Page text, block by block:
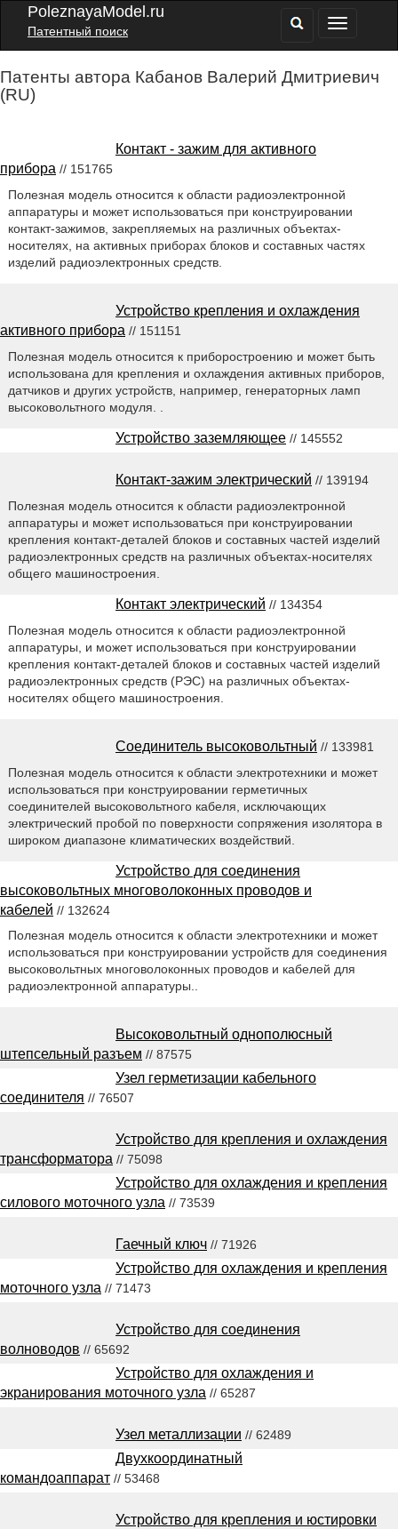
PoleznayaModel.ru
Патентный поиск
Патенты автора Кабанов Валерий Дмитриевич
(RU)
Контакт - зажим для активного
прибора // 151765
Полезная модель относится к области радиоэлектронной
аппаратуры и может использоваться при конструировании
контакт-зажимов, закрепляемых на различных объектах-
носителях, на активных приборах блоков и составных частях
изделий радиоэлектронных средств.
Устройство крепления и охлаждения
активного прибора // 151151
Полезная модель относится к приборостроению и может быть
использована для крепления и охлаждения активных приборов,
датчиков и других устройств, например, генераторных ламп
высоковольтного модуля. .
Устройство заземляющее // 145552
Контакт-зажим электрический // 139194
Полезная модель относится к области радиоэлектронной
аппаратуры и может использоваться при конструировании
крепления контакт-деталей блоков и составных частей изделий
радиоэлектронных средств на различных объектах-носителях
общего машиностроения.
Контакт электрический // 134354
Полезная модель относится к области радиоэлектронной
аппаратуры, и может использоваться при конструировании
крепления контакт-деталей блоков и составных частей изделий
радиоэлектронных средств (РЭС) на различных объектах-
носителях общего машиностроения.
Соединитель высоковольтный // 133981
Полезная модель относится к области электротехники и может
использоваться при конструировании герметичных
соединителей высоковольтного кабеля, исключающих
электрический пробой по поверхности сопряжения изолятора в
широком диапазоне климатических воздействий.
Устройство для соединения
высоковольтных многоволоконных проводов и
кабелей // 132624
Полезная модель относится к области электротехники и может
использоваться при конструировании устройств для соединения
высоковольтных многоволоконных проводов и кабелей для
радиоэлектронной аппаратуры..
Высоковольтный однополюсный
штепсельный разъем // 87575
Узел герметизации кабельного
соединителя // 76507
Устройство для крепления и охлаждения
трансформатора // 75098
Устройство для охлаждения и крепления
силового моточного узла // 73539
Гаечный ключ // 71926
Устройство для охлаждения и крепления
моточного узла // 71473
Устройство для соединения
волноводов // 65692
Устройство для охлаждения и
экранирования моточного узла // 65287
Узел металлизации // 62489
Двухкоординатный
командоаппарат // 53468
Устройство для крепления и юстировки